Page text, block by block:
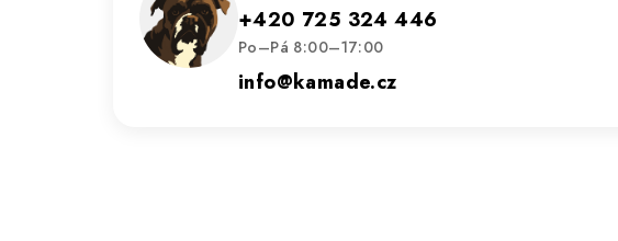
+420 725 324 446
Po–Pá 8:00–17:00
info@kamade.cz